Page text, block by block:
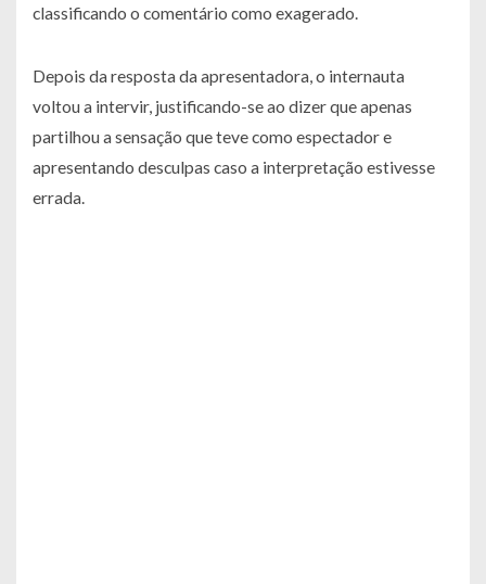
classificando o comentário como exagerado.
Depois da resposta da apresentadora, o internauta
voltou a intervir, justificando-se ao dizer que apenas
partilhou a sensação que teve como espectador e
apresentando desculpas caso a interpretação estivesse
errada.